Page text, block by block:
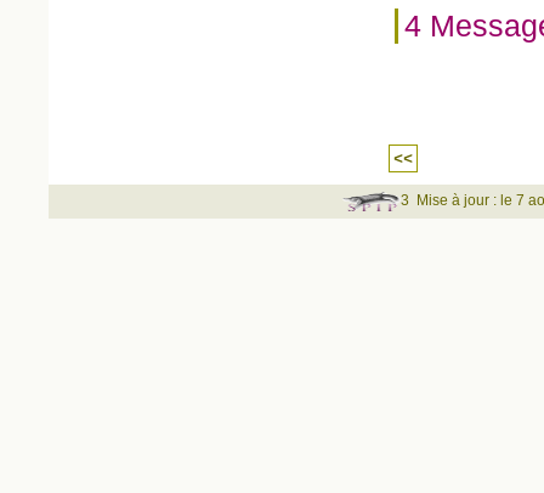
4
<<
3 Mise à jour : le 7